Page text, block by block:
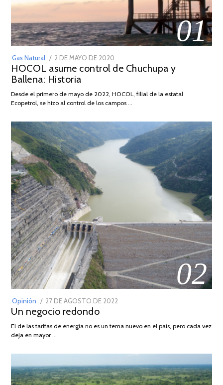
01
Gas Natural
POSTED
ON
2 DE MAYO DE 2020
DE
2026
HOCOL asume control de Chuchupa y
Ballena: Historia
Desde el primero de mayo de 2022, HOCOL, filial de la estatal
Ecopetrol, se hizo al control de los campos …
02
Opinión
POSTED
ON
27 DE AGOSTO DE 2022
DE
Un negocio redondo
El de las tarifas de energía no es un tema nuevo en el país, pero cada vez
deja en mayor …